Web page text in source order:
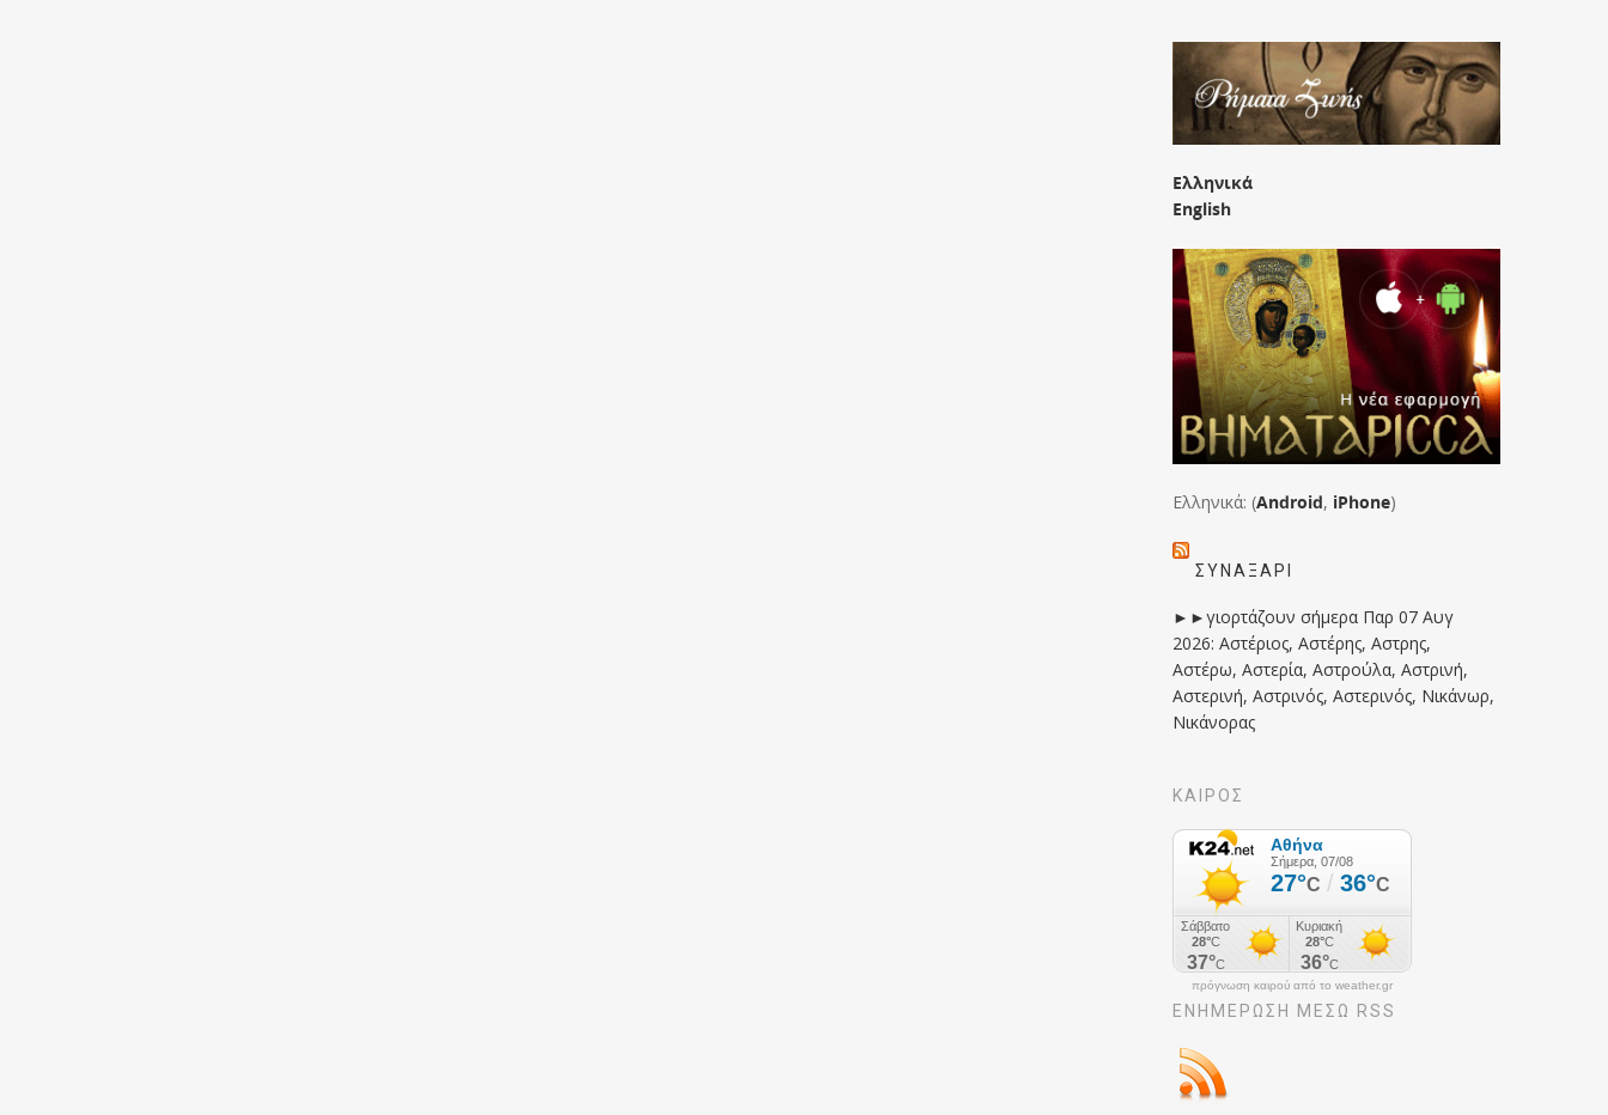
Ελληνικά
English
Ελληνικά: (Android, iPhone)
ΣΥΝΑΞΆΡΙ
►►γιορτάζουν σήμερα Παρ 07 Αυγ
2026: Αστέριος, Αστέρης, Αστρης,
Αστέρω, Αστερία, Αστρούλα, Αστρινή,
Αστερινή, Αστρινός, Αστερινός, Νικάνωρ,
Νικάνορας
ΚΑΙΡΟΣ
πρόγνωση καιρού από το weather.gr
ΕΝΗΜΈΡΩΣΉ ΜΕΣΩ RSS